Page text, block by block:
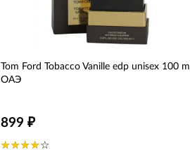
Tom Ford Tobacco Vanille edp unisex 100 ml
ОАЭ
899